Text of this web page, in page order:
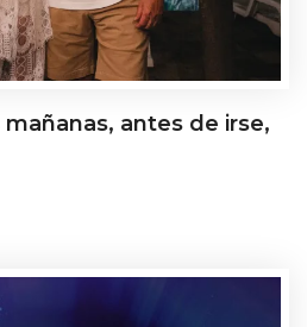
antes de irse,